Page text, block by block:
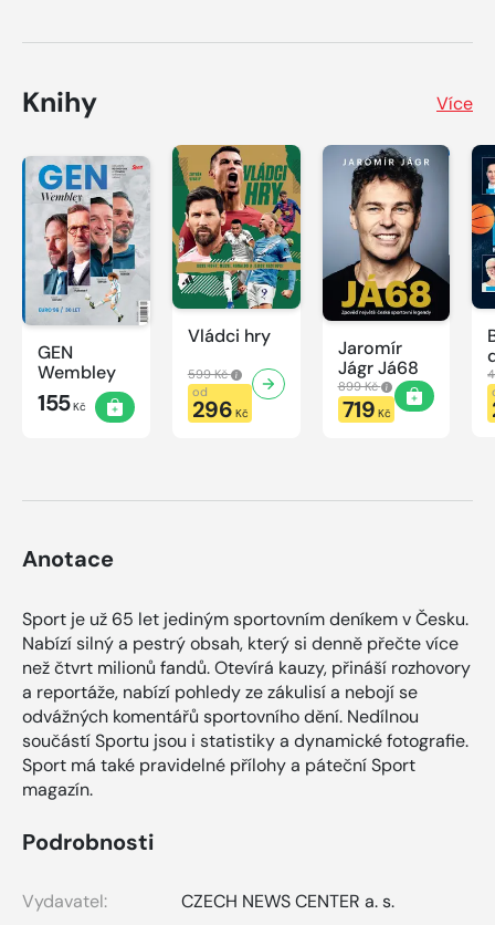
Knihy Více
GEN
Wembley
155Kč
Vládci hry
599 Kč
od
296 Kč
Jaromír
Jágr Já68
899 Kč
719 Kč
Anotace
Sport je už 65 let jediným sportovním deníkem v Česku.
Nabízí silný a pestrý obsah, který si denně přečte více
než čtvrt milionů fandů. Otevírá kauzy, přináší rozhovory
a reportáže, nabízí pohledy ze zákulisí a nebojí se
odvážných komentářů sportovního dění. Nedílnou
součástí Sportu jsou i statistiky a dynamické fotografie.
Sport má také pravidelné přílohy a páteční Sport
magazín.
Podrobnosti
Vydavatel:
CZECH NEWS CENTER a. s.